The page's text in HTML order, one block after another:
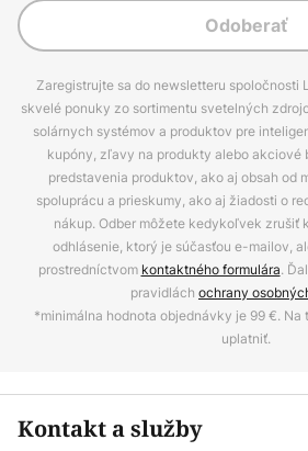
Odoberať
Zaregistrujte sa do newsletteru spoločnosti
skvelé ponuky zo sortimentu svetelných
solárnych systémov a produktov pre
kupóny, zľavy na produkty alebo akciové
predstavenia produktov, ako aj obsah od
spoluprácu a prieskumy, ako aj žiadosti o
nákup. Odber môžete kedykoľvek zrušiť
odhlásenie, ktorý je súčasťou e-mailov,
prostredníctvom kontaktného formulára.
pravidlách ochrany
*minimálna hodnota objednávky je 99 €. Na
uplatniť.
Kontakt a služby